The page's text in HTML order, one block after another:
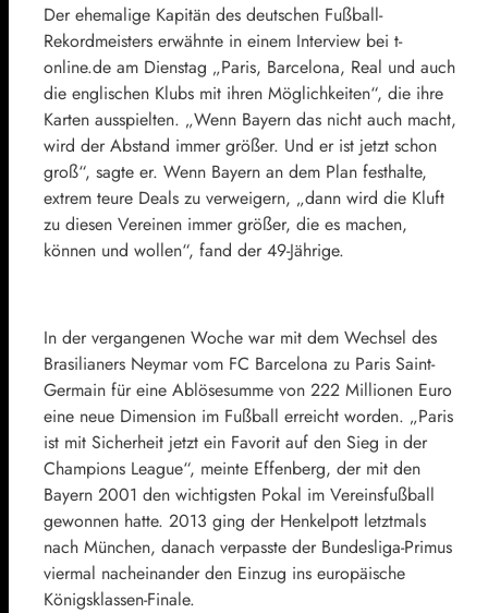
Der ehemalige Kapitän des deutschen Fußball-
Rekordmeisters erwähnte in einem Interview bei t-
online.de am Dienstag „Paris, Barcelona, Real und auch
die englischen Klubs mit ihren Möglichkeiten“, die ihre
Karten ausspielten. „Wenn Bayern das nicht auch macht,
wird der Abstand immer größer. Und er ist jetzt schon
groß“, sagte er. Wenn Bayern an dem Plan festhalte,
extrem teure Deals zu verweigern, „dann wird die Kluft
zu diesen Vereinen immer größer, die es machen,
können und wollen“, fand der 49-Jährige.
In der vergangenen Woche war mit dem Wechsel des
Brasilianers Neymar vom FC Barcelona zu Paris Saint-
Germain für eine Ablösesumme von 222 Millionen Euro
eine neue Dimension im Fußball erreicht worden. „Paris
ist mit Sicherheit jetzt ein Favorit auf den Sieg in der
Champions League“, meinte Effenberg, der mit den
Bayern 2001 den wichtigsten Pokal im Vereinsfußball
gewonnen hatte. 2013 ging der Henkelpott letztmals
nach München, danach verpasste der Bundesliga-Primus
viermal nacheinander den Einzug ins europäische
Königsklassen-Finale.